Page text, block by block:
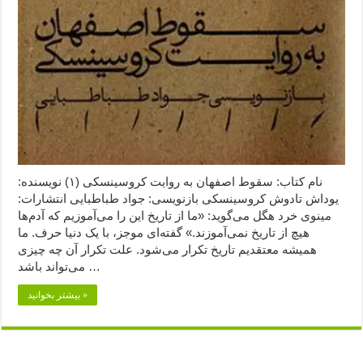
نام کتاب: سقوط اصفهان به روایت کروسینسکی (۱) نویسنده:
یوداش تادوش کروسینسکی بازنویسی: جواد طباطبایی انتشارات:
مینوی خرد هگل می‌گوید: «ما از تاریخ این را می‌آموزیم که آدم‌ها
هیچ از تاریخ نمی‌آموزند.» گفته‌ای موجز، با یک دنیا حرف. ما
همیشه معتقدیم تاریخ تکرار می‌شود. علت تکرار آن چه چیزی
می‌تواند باشد …
بیشتر بخوانید »